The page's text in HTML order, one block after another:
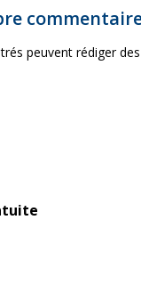
peuvent rédiger